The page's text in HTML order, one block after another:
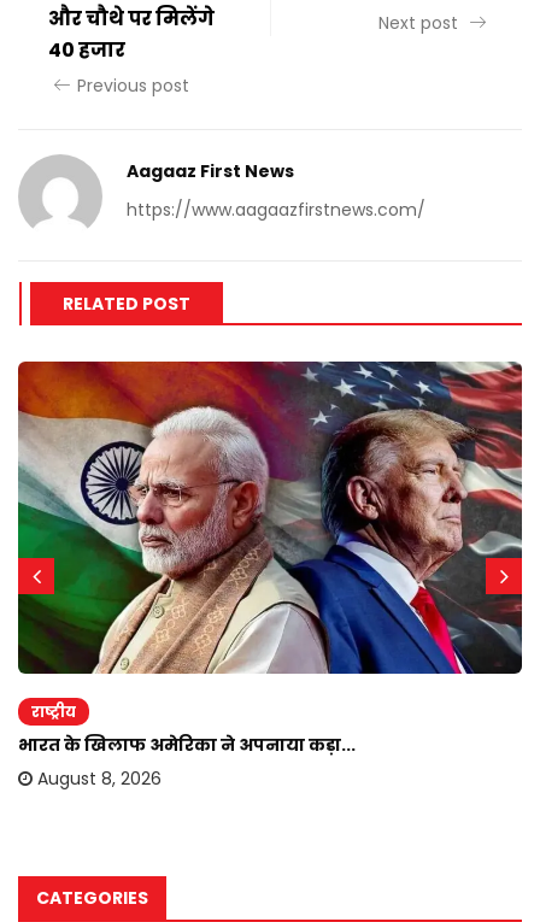
और चौथे पर मिलेंगे
40 हजार
Previous post
Next post
Aagaaz First News
https://www.aagaazfirstnews.com/
RELATED POST
राष्ट्रीय
भारत के खिलाफ अमेरिका ने अपनाया कड़ा...
August 8, 2026
CATEGORIES